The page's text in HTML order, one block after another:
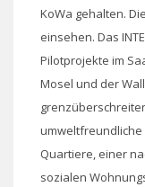
KoWa gehalten.
einsehen. Das
Pilotprojekte im
Mosel und der
umweltfreundliche
Quartiere, einer
sozialen